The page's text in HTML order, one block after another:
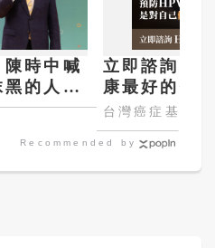
時中喊
黑的人道
立即諮詢
康最好的投
嫌晚！
台灣癌症基金會
Recommended by